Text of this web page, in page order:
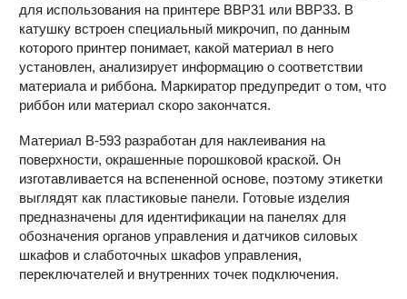
для использования на принтере BBP31 или BBP33. В
катушку встроен специальный микрочип, по данным
которого принтер понимает, какой материал в него
установлен, анализирует информацию о соответствии
материала и риббона. Маркиратор предупредит о том, что
риббон или материал скоро закончатся.
Материал В-593 разработан для наклеивания на
поверхности, окрашенные порошковой краской. Он
изготавливается на вспененной основе, поэтому этикетки
выглядят как пластиковые панели. Готовые изделия
предназначены для идентификации на панелях для
обозначения органов управления и датчиков силовых
шкафов и слаботочных шкафов управления,
переключателей и внутренних точек подключения.